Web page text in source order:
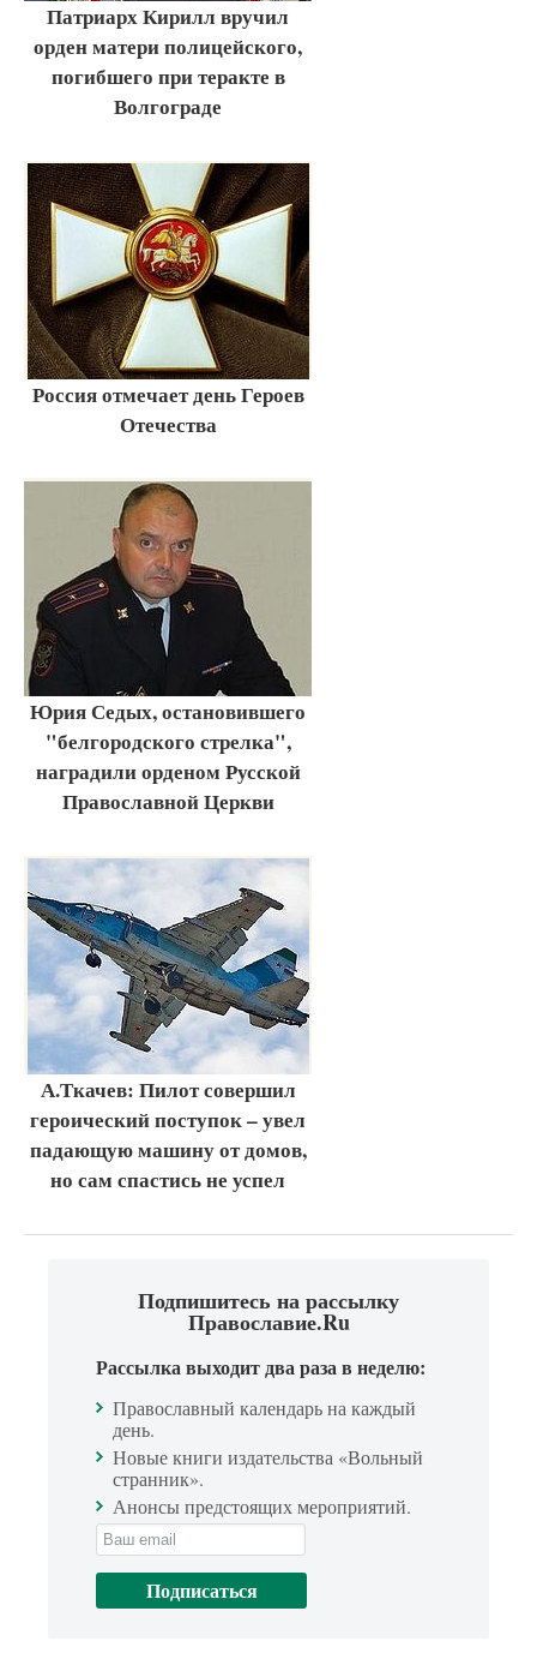
Патриарх Кирилл вручил
орден матери полицейского,
погибшего при теракте в
Волгограде
Россия отмечает день Героев
Отечества
Юрия Седых, остановившего
"белгородского стрелка",
наградили орденом Русской
Православной Церкви
А.Ткачев: Пилот совершил
героический поступок – увел
падающую машину от домов,
но сам спастись не успел
Подпишитесь на рассылку
Православие.Ru
Рассылка выходит два раза в неделю:
Православный календарь на каждый
день.
Новые книги издательства «Вольный
странник».
Анонсы предстоящих мероприятий.